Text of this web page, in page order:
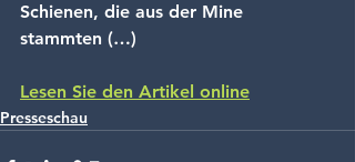
Schienen, die aus der Mine
stammten (…)
Lesen Sie den Artikel online
Presseschau